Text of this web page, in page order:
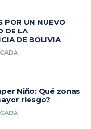
POR UN NUEVO
DE LA
DE BOLIVIA
Niño: Qué zonas
riesgo?